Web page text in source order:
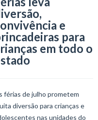
e
para
em todo o
férias de julho prometem
diversão para crianças e
nas unidades do